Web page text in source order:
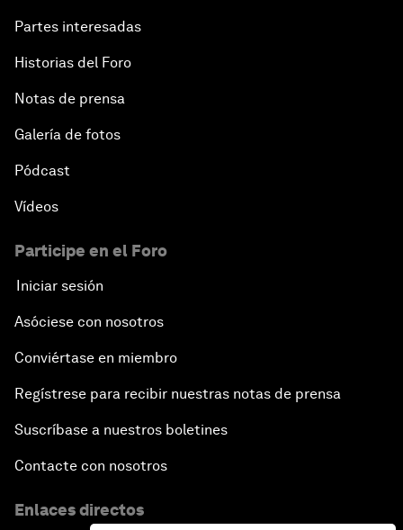
Partes interesadas
Historias del Foro
Notas de prensa
Galería de fotos
Pódcast
Vídeos
Participe en el Foro
Iniciar sesión
Asóciese con nosotros
Conviértase en miembro
Regístrese para recibir nuestras notas de prensa
Suscríbase a nuestros boletines
Contacte con nosotros
Enlaces directos